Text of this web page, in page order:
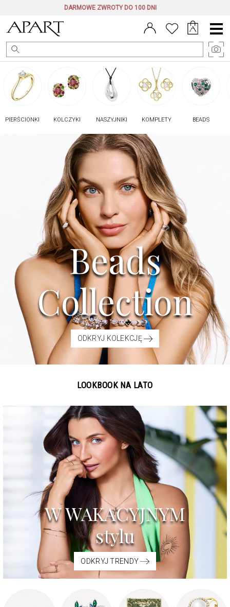
DARMOWE ZWROTY DO 100 DNI
Menu
główne
PIERŚCIONKI KOLCZYKI NASZYJNIKI KOMPLETY BEADS
Beads
Collection
ODKRYJ KOLEKCJĘ
LOOKBOOK NA LATO
W WAKACYJNYM
stylu
ODKRYJ TRENDY